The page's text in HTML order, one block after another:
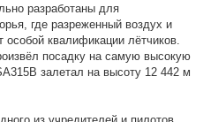
разработаны для
где разреженный воздух и
квалификации лётчиков.
посадку на самую высокую
залетал на высоту 12 442 м